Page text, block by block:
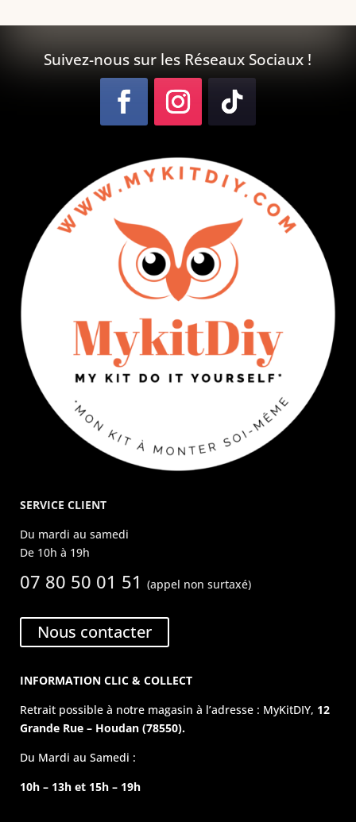
Suivez-nous sur les Réseaux Sociaux !
SERVICE CLIENT
Du mardi au samedi
De 10h à 19h
07 80 50 01 51(appel non surtaxé)
Nous contacter
INFORMATION CLIC & COLLECT
Retrait possible à notre magasin à l’adresse : MyKitDIY, 12
Grande Rue – Houdan (78550).
Du Mardi au Samedi :
10h – 13h et 15h – 19h